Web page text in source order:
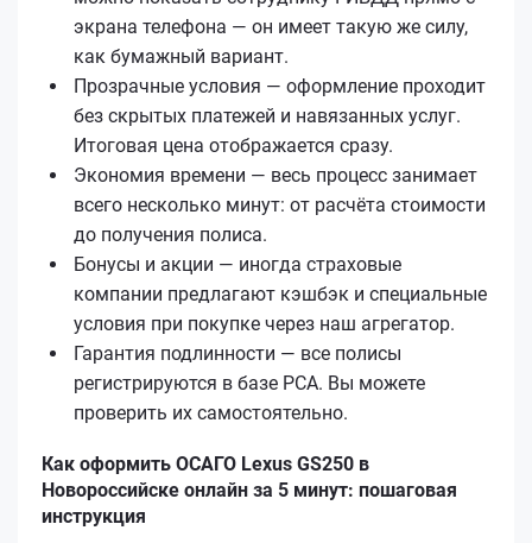
экрана телефона — он имеет такую же силу,
как бумажный вариант.
Прозрачные условия — оформление проходит
без скрытых платежей и навязанных услуг.
Итоговая цена отображается сразу.
Экономия времени — весь процесс занимает
всего несколько минут: от расчёта стоимости
до получения полиса.
Бонусы и акции — иногда страховые
компании предлагают кэшбэк и специальные
условия при покупке через наш агрегатор.
Гарантия подлинности — все полисы
регистрируются в базе РСА. Вы можете
проверить их самостоятельно.
Как оформить ОСАГО Lexus GS250 в
Новороссийске онлайн за 5 минут: пошаговая
инструкция